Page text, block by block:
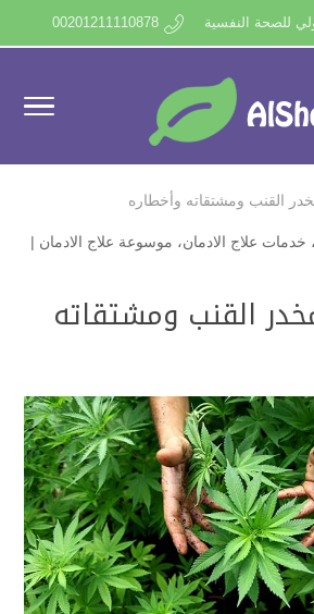
للصحة النفسية 00201211110878
القنب ومشتقاته وأخطاره
، خدمات علاج الادمان، موسوعة علاج الادمان |
القنب ومشتقاته